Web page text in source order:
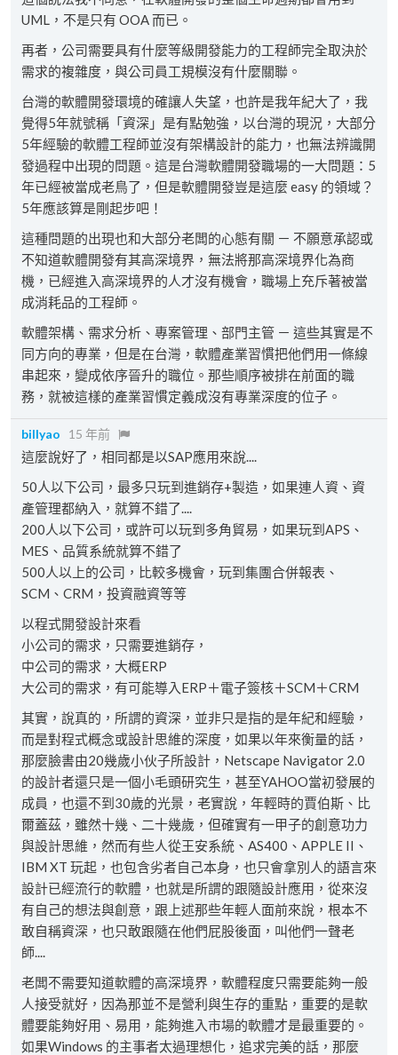
UML，不是只有 OOA 而已。
再者，公司需要具有什麼等級開發能力的工程師完全取決於
需求的複雜度，與公司員工規模沒有什麼關聯。
台灣的軟體開發環境的確讓人失望，也許是我年紀大了，我
覺得5年就號稱「資深」是有點勉強，以台灣的現況，大部分
5年經驗的軟體工程師並沒有架構設計的能力，也無法辨識開
發過程中出現的問題。這是台灣軟體開發職場的一大問題：5
年已經被當成老鳥了，但是軟體開發豈是這麼 easy 的領域？
5年應該算是剛起步吧！
這種問題的出現也和大部分老闆的心態有關 － 不願意承認或
不知道軟體開發有其高深境界，無法將那高深境界化為商
機，已經進入高深境界的人才沒有機會，職場上充斥著被當
成消耗品的工程師。
軟體架構、需求分析、專案管理、部門主管 － 這些其實是不
同方向的專業，但是在台灣，軟體產業習慣把他們用一條線
串起來，變成依序晉升的職位。那些順序被排在前面的職
務，就被這樣的產業習慣定義成沒有專業深度的位子。
billyao 15 年前
這麼說好了，相同都是以SAP應用來說....
50人以下公司，最多只玩到進銷存+製造，如果連人資、資
產管理都納入，就算不錯了....
200人以下公司，或許可以玩到多角貿易，如果玩到APS、
MES、品質系統就算不錯了
500人以上的公司，比較多機會，玩到集團合併報表、
SCM、CRM，投資融資等等
以程式開發設計來看
小公司的需求，只需要進銷存，
中公司的需求，大概ERP
大公司的需求，有可能導入ERP＋電子簽核＋SCM＋CRM
其實，說真的，所謂的資深，並非只是指的是年紀和經驗，
而是對程式概念或設計思維的深度，如果以年來衡量的話，
那麼臉書由20幾歲小伙子所設計，Netscape Navigator 2.0
的設計者還只是一個小毛頭研究生，甚至YAHOO當初發展的
成員，也還不到30歲的光景，老實說，年輕時的賈伯斯、比
爾蓋茲，雖然十幾、二十幾歲，但確實有一甲子的創意功力
與設計思維，然而有些人從王安系統、AS400、APPLE II、
IBM XT 玩起，也包含劣者自己本身，也只會拿別人的語言來
設計已經流行的軟體，也就是所謂的跟隨設計應用，從來沒
有自己的想法與創意，跟上述那些年輕人面前來說，根本不
敢自稱資深，也只敢跟隨在他們屁股後面，叫他們一聲老
師....
老闆不需要知道軟體的高深境界，軟體程度只需要能夠一般
人接受就好，因為那並不是營利與生存的重點，重要的是軟
體要能夠好用、易用，能夠進入市場的軟體才是最重要的。
如果Windows 的主事者太過理想化，追求完美的話，那麼